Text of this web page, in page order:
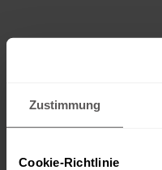
Zustimmung
Cookie-Richtlinie